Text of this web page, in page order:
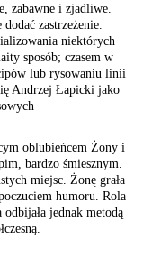
zabawne i zjadliwe.
zastrzeżenie.
niektórych
sposób; czasem w
lub rysowaniu linii
Andrzej Łapicki jako
oblubieńcem Żony i
bardzo śmiesznym.
miejsc. Żonę grała
humoru. Rola
odbijała jednak metodą